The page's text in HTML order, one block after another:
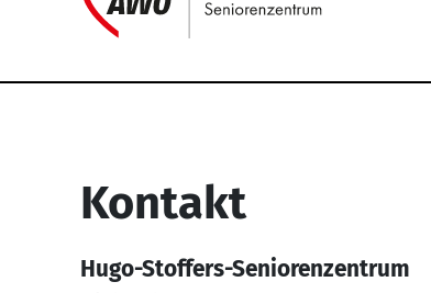
Service
Kontakt
Hugo-Stoffers-Seniorenzentrum